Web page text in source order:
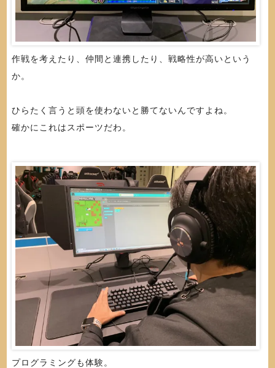
作戦を考えたり、仲間と連携したり、戦略性が高いという
か。
ひらたく言うと頭を使わないと勝てないんですよね。
確かにこれはスポーツだわ。
プログラミングも体験。